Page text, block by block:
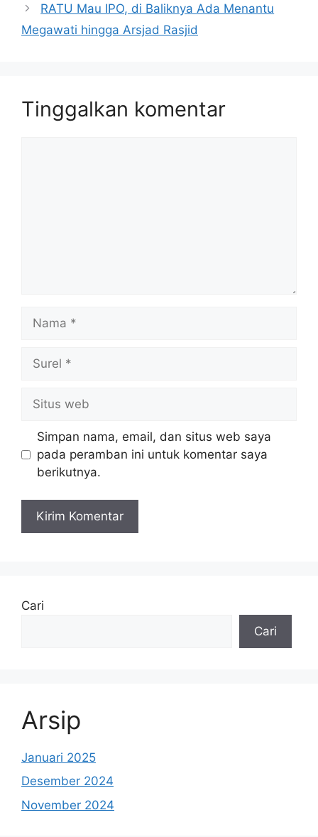
RATU Mau IPO, di Baliknya Ada Menantu
Megawati hingga Arsjad Rasjid
Tinggalkan komentar
Nama
Surel
Situs
web
Simpan nama, email, dan situs web saya
pada peramban ini untuk komentar saya
berikutnya.
Cari
Cari
Arsip
Januari 2025
Desember 2024
November 2024